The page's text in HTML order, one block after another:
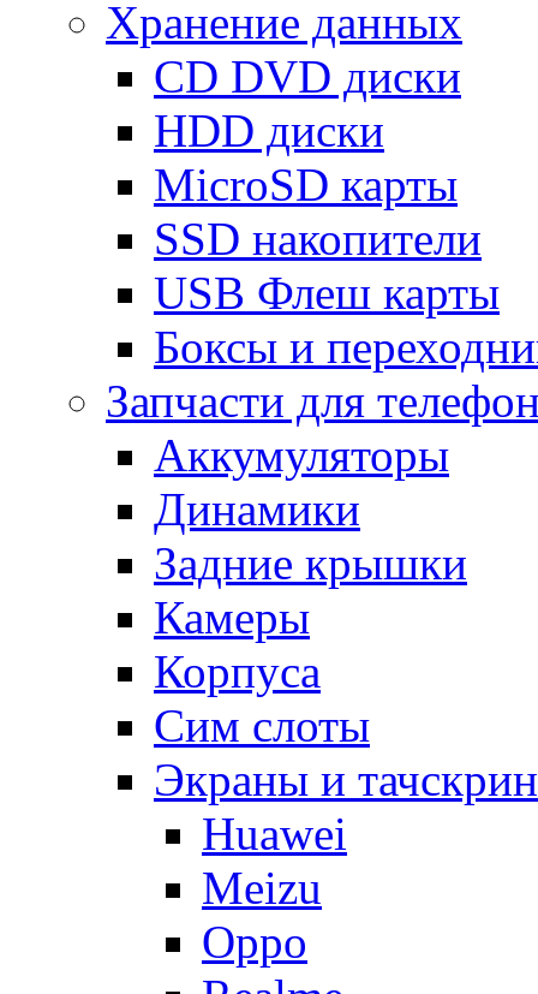
Хранение данных
CD DVD диски
HDD диски
MicroSD карты
SSD накопители
USB Флеш карты
Боксы и
Запчасти для
Аккумуляторы
Динамики
Задние крышки
Камеры
Корпуса
Сим слоты
Экраны и
Huawei
Meizu
Oppo